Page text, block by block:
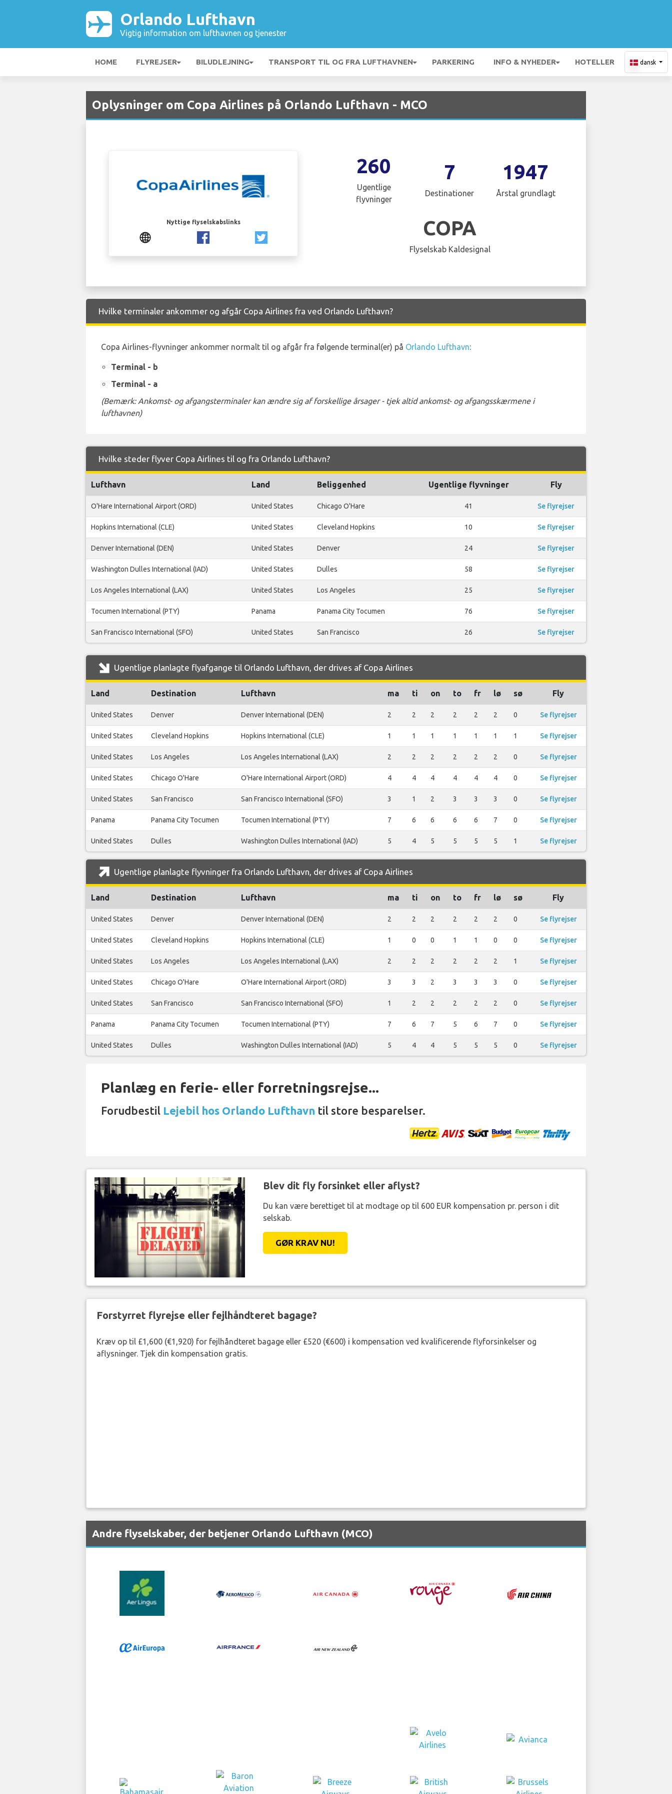
Orlando Lufthavn
Vigtig information om lufthavnen og tjenester
HOME FLYREJSER BILUDLEJNING TRANSPORT TIL OG FRA LUFTHAVNEN PARKERING INFO & NYHEDER HOTELLER dansk
Oplysninger om Copa Airlines på Orlando Lufthavn - MCO
Nyttige flyselskabslinks
260
Ugentlige
flyvninger
7
Destinationer
1947
Årstal grundlagt
COPA
Flyselskab Kaldesignal
Hvilke terminaler ankommer og afgår Copa Airlines fra ved Orlando Lufthavn?
Copa Airlines-flyvninger ankommer normalt til og afgår fra følgende terminal(er) på Orlando Lufthavn:
Terminal - b
Terminal - a
(Bemærk: Ankomst- og afgangsterminaler kan ændre sig af forskellige årsager - tjek altid ankomst- og afgangsskærmene i
lufthavnen)
Hvilke steder flyver Copa Airlines til og fra Orlando Lufthavn?
Lufthavn Land Beliggenhed Ugentlige flyvninger Fly
O'Hare International Airport (ORD) United States Chicago O'Hare 41 Se flyrejser
Hopkins International (CLE) United States Cleveland Hopkins 10 Se flyrejser
Denver International (DEN) United States Denver 24 Se flyrejser
Washington Dulles International (IAD) United States Dulles 58 Se flyrejser
Los Angeles International (LAX) United States Los Angeles 25 Se flyrejser
Tocumen International (PTY) Panama Panama City Tocumen 76 Se flyrejser
San Francisco International (SFO) United States San Francisco 26 Se flyrejser
Ugentlige planlagte flyafgange til Orlando Lufthavn, der drives af Copa Airlines
Land Destination Lufthavn ma ti on to fr lø sø Fly
United States Denver Denver International (DEN) 2 2 2 2 2 2 0 Se flyrejser
United States Cleveland Hopkins Hopkins International (CLE) 1 1 1 1 1 1 1 Se flyrejser
United States Los Angeles Los Angeles International (LAX) 2 2 2 2 2 2 0 Se flyrejser
United States Chicago O'Hare O'Hare International Airport (ORD) 4 4 4 4 4 4 0 Se flyrejser
United States San Francisco San Francisco International (SFO) 3 1 2 3 3 3 0 Se flyrejser
Panama Panama City Tocumen Tocumen International (PTY) 7 6 6 6 6 7 0 Se flyrejser
United States Dulles Washington Dulles International (IAD) 5 4 5 5 5 5 1 Se flyrejser
Ugentlige planlagte flyvninger fra Orlando Lufthavn, der drives af Copa Airlines
Land Destination Lufthavn ma ti on to fr lø sø Fly
United States Denver Denver International (DEN) 2 2 2 2 2 2 0 Se flyrejser
United States Cleveland Hopkins Hopkins International (CLE) 1 0 0 1 1 0 0 Se flyrejser
United States Los Angeles Los Angeles International (LAX) 2 2 2 2 2 2 1 Se flyrejser
United States Chicago O'Hare O'Hare International Airport (ORD) 3 3 2 3 3 3 0 Se flyrejser
United States San Francisco San Francisco International (SFO) 1 2 2 2 2 2 0 Se flyrejser
Panama Panama City Tocumen Tocumen International (PTY) 7 6 7 5 6 7 0 Se flyrejser
United States Dulles Washington Dulles International (IAD) 5 4 4 5 5 5 0 Se flyrejser
Planlæg en ferie- eller forretningsrejse...
Forudbestil Lejebil hos Orlando Lufthavn til store besparelser.
Blev dit fly forsinket eller aflyst?
Du kan være berettiget til at modtage op til 600 EUR kompensation pr. person i dit
selskab.
GØR KRAV NU!
Forstyrret flyrejse eller fejlhåndteret bagage?
Kræv op til £1,600 (€1,920) for fejlhåndteret bagage eller £520 (€600) i kompensation ved kvalificerende flyforsinkelser og
aflysninger. Tjek din kompensation gratis.
Andre flyselskaber, der betjener Orlando Lufthavn (MCO)